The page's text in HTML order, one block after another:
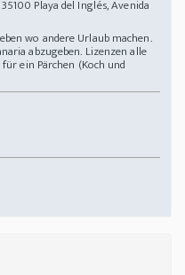
Playa del Inglés, Avenida
wo andere Urlaub machen.
abzugeben. Lizenzen alle
ein Pärchen (Koch und